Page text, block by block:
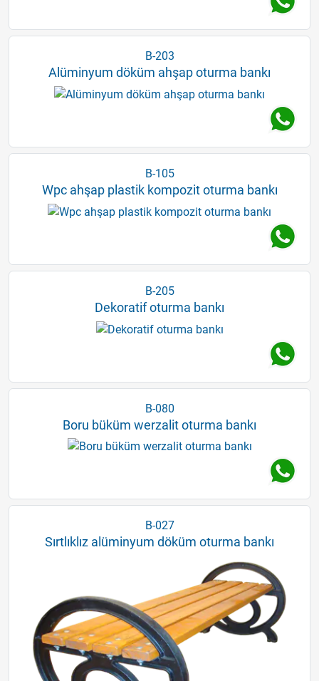
B-203
Alüminyum döküm ahşap oturma bankı
B-105
Wpc ahşap plastik kompozit oturma bankı
B-205
Dekoratif oturma bankı
B-080
Boru büküm werzalit oturma bankı
B-027
Sırtlıklız alüminyum döküm oturma bankı